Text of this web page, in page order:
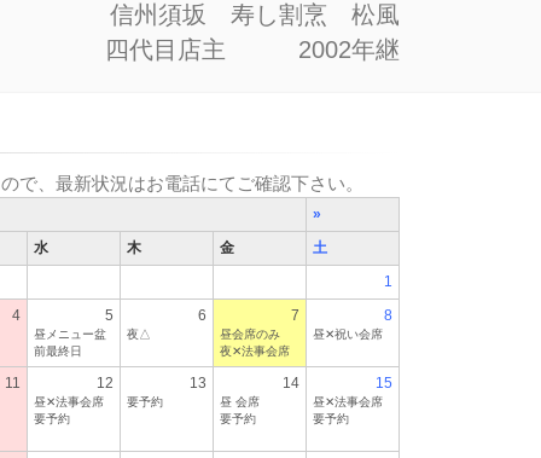
信州須坂 寿し割烹 松風
四代目店主 2002年継
で、最新状況はお電話にてご確認下さい。
»
水
木 金
土
1
4
5
昼メニュー盆
前最終日
6
夜△
7
昼会席のみ
夜✕法事会席
8
昼✕祝い会席
11 12
昼✕法事会席
要予約
13
要予約
14
昼 会席
要予約
15
昼✕法事会席
要予約